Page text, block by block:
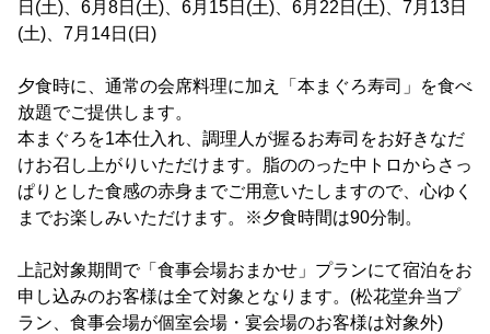
日(土)、6月8日(土)、6月15日(土)、6月22日(土)、7月13日
(土)、7月14日(日)
夕食時に、通常の会席料理に加え「本まぐろ寿司」を食べ
放題でご提供します。
本まぐろを1本仕入れ、調理人が握るお寿司をお好きなだ
けお召し上がりいただけます。脂ののった中トロからさっ
ぱりとした食感の赤身までご用意いたしますので、心ゆく
までお楽しみいただけます。※夕食時間は90分制。
上記対象期間で「食事会場おまかせ」プランにて宿泊をお
申し込みのお客様は全て対象となります。(松花堂弁当プ
ラン、食事会場が個室会場・宴会場のお客様は対象外)